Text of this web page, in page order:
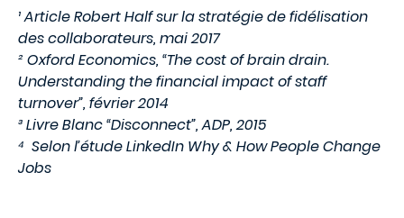
¹ Article Robert Half sur la stratégie de fidélisation
des collaborateurs, mai 2017
² Oxford Economics, “The cost of brain drain.
Understanding the financial impact of staff
turnover”, février 2014
³ Livre Blanc “Disconnect”, ADP, 2015
⁴ Selon l’étude LinkedIn Why & How People Change
Jobs